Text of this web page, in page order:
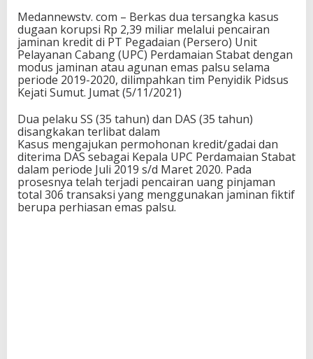
Medannewstv. com – Berkas dua tersangka kasus
dugaan korupsi Rp 2,39 miliar melalui pencairan
jaminan kredit di PT Pegadaian (Persero) Unit
Pelayanan Cabang (UPC) Perdamaian Stabat dengan
modus jaminan atau agunan emas palsu selama
periode 2019-2020, dilimpahkan tim Penyidik Pidsus
Kejati Sumut. Jumat (5/11/2021)
Dua pelaku SS (35 tahun) dan DAS (35 tahun)
disangkakan terlibat dalam
Kasus mengajukan permohonan kredit/gadai dan
diterima DAS sebagai Kepala UPC Perdamaian Stabat
dalam periode Juli 2019 s/d Maret 2020. Pada
prosesnya telah terjadi pencairan uang pinjaman
total 306 transaksi yang menggunakan jaminan fiktif
berupa perhiasan emas palsu.